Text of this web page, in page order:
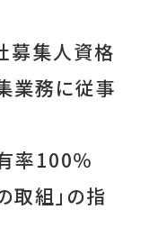
募集人資格
業務に従事
率100％
取組」の指